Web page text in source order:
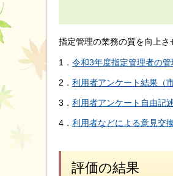
指定管理の業務の質を向上さ
1． 令和3年度指定管理者の
2． 利用者アンケート結果（
3． 利用者アンケート自由記
4． 利用者などによる意見交
評価の結果